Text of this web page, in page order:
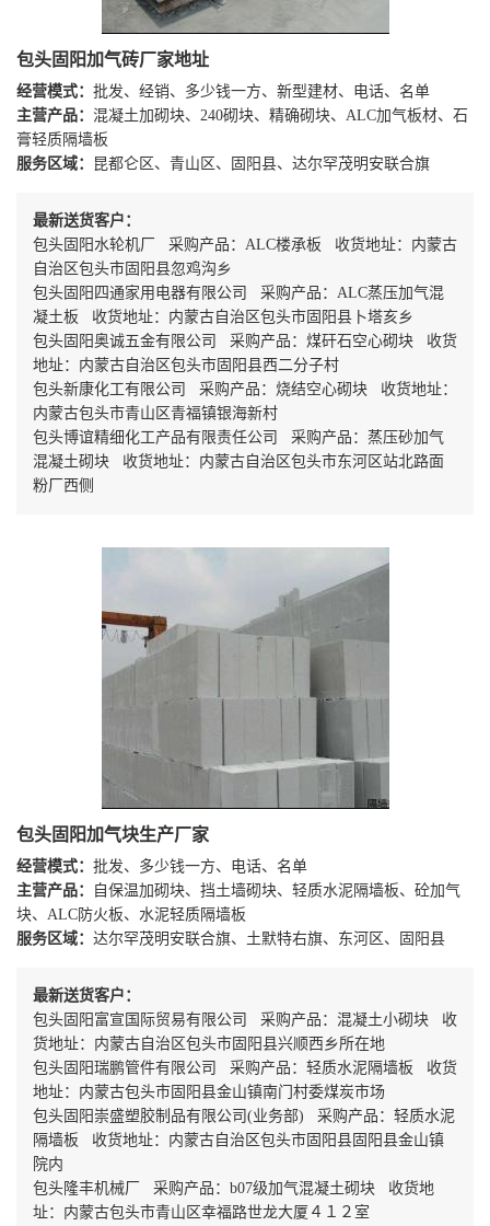
包头固阳加气砖厂家地址
经营模式： 批发、经销、多少钱一方、新型建材、电话、名单
主营产品： 混凝土加砌块、240砌块、精确砌块、ALC加气板材、石
膏轻质隔墙板
服务区域：
昆都仑区、青山区、固阳县、达尔罕茂明安联合旗
最新送货客户：
包头固阳水轮机厂 采购产品：ALC楼承板 收货地址：内蒙古
自治区包头市固阳县忽鸡沟乡
包头固阳四通家用电器有限公司 采购产品：ALC蒸压加气混
凝土板 收货地址：内蒙古自治区包头市固阳县卜塔亥乡
包头固阳奥诚五金有限公司 采购产品：煤矸石空心砌块 收货
地址：内蒙古自治区包头市固阳县西二分子村
包头新康化工有限公司 采购产品：烧结空心砌块 收货地址：
内蒙古包头市青山区青福镇银海新村
包头博谊精细化工产品有限责任公司 采购产品：蒸压砂加气
混凝土砌块 收货地址：内蒙古自治区包头市东河区站北路面
粉厂西侧
包头固阳加气块生产厂家
经营模式： 批发、多少钱一方、电话、名单
主营产品：
自保温加砌块、挡土墙砌块、轻质水泥隔墙板、砼加气
块、ALC防火板、水泥轻质隔墙板
服务区域： 达尔罕茂明安联合旗、土默特右旗、东河区、固阳县
最新送货客户：
包头固阳富宣国际贸易有限公司 采购产品：混凝土小砌块 收
货地址：内蒙古自治区包头市固阳县兴顺西乡所在地
包头固阳瑞鹏管件有限公司 采购产品：轻质水泥隔墙板 收货
地址：内蒙古包头市固阳县金山镇南门村委煤炭市场
包头固阳崇盛塑胶制品有限公司(业务部) 采购产品：轻质水泥
隔墙板 收货地址：内蒙古自治区包头市固阳县固阳县金山镇
院内
包头隆丰机械厂 采购产品：b07级加气混凝土砌块 收货地
址：内蒙古包头市青山区幸福路世龙大厦４１２室